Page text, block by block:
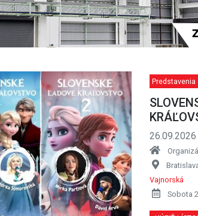
Predstavenia
Vajnorská
Sobota